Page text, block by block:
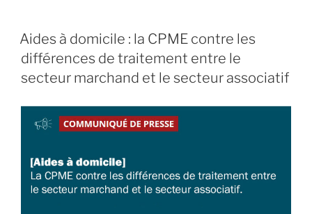
Aides à domicile : la CPME contre les
différences de traitement entre le
secteur marchand et le secteur associatif